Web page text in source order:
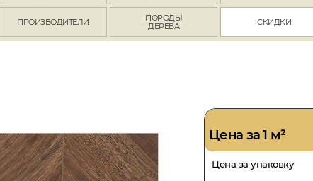
ПРОИЗВОДИТЕЛИ
ПОРОДЫ
ДЕРЕВА
СКИДКИ
Цена за 1 м²
Цена за упаковку